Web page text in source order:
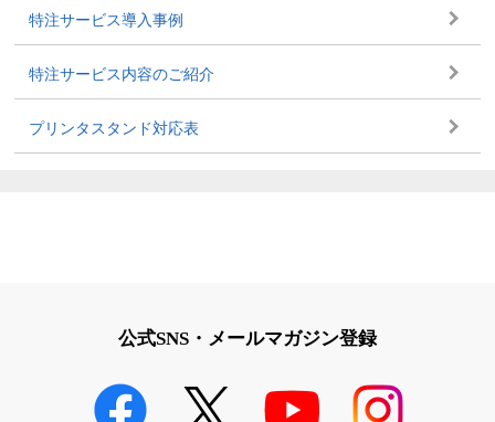
特注サービス導入事例
特注サービス内容のご紹介
プリンタスタンド対応表
公式SNS・メールマガジン登録